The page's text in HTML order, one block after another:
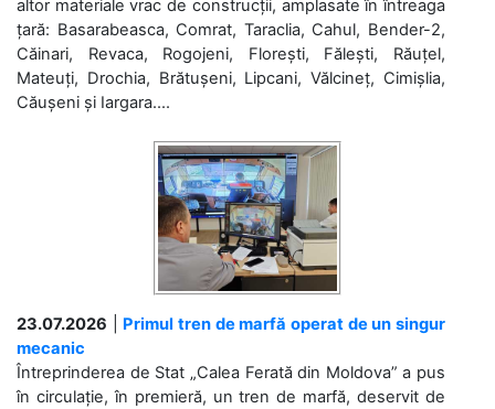
altor materiale vrac de construcții, amplasate în întreaga
țară: Basarabeasca, Comrat, Taraclia, Cahul, Bender-2,
Căinari, Revaca, Rogojeni, Florești, Fălești, Răuțel,
Mateuți, Drochia, Brătușeni, Lipcani, Vălcineț, Cimișlia,
Căușeni și Iargara....
23.07.2026
Primul tren de marfă operat de un singur
mecanic
Întreprinderea de Stat „Calea Ferată din Moldova” a pus
în circulație, în premieră, un tren de marfă, deservit de